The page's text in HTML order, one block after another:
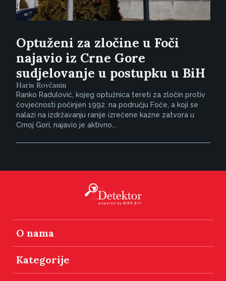
Optuženi za zločine u Foči
najavio iz Crne Gore
sudjelovanje u postupku u BiH
Haris Rovčanin
Ranko Radulović, kojeg optužnica tereti za zločin protiv
čovječnosti počinjen 1992. na području Foče, a koji se
nalazi na izdržavanju ranije izrečene kazne zatvora u
Crnoj Gori, najavio je aktivno...
O nama
Kategorije